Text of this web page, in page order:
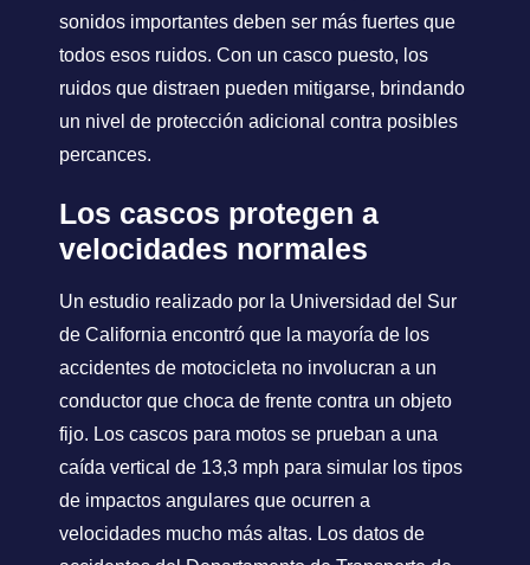
sonidos importantes deben ser más fuertes que
todos esos ruidos. Con un casco puesto, los
ruidos que distraen pueden mitigarse, brindando
un nivel de protección adicional contra posibles
percances.
Los cascos protegen a
velocidades normales
Un estudio realizado por la Universidad del Sur
de California encontró que la mayoría de los
accidentes de motocicleta no involucran a un
conductor que choca de frente contra un objeto
fijo. Los cascos para motos se prueban a una
caída vertical de 13,3 mph para simular los tipos
de impactos angulares que ocurren a
velocidades mucho más altas. Los datos de